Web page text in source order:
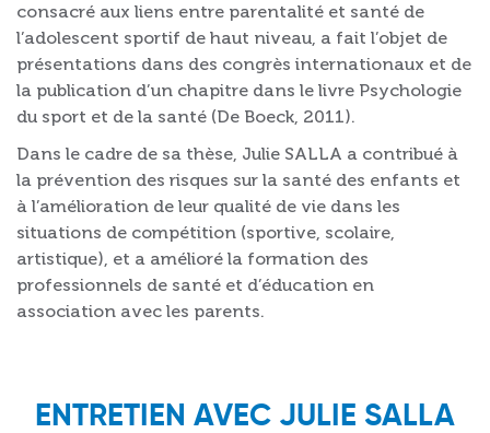
consacré aux liens entre parentalité et santé de
l’adolescent sportif de haut niveau, a fait l’objet de
présentations dans des congrès internationaux et de
la publication d’un chapitre dans le livre Psychologie
du sport et de la santé (De Boeck, 2011).
Dans le cadre de sa thèse, Julie SALLA a contribué à
la prévention des risques sur la santé des enfants et
à l’amélioration de leur qualité de vie dans les
situations de compétition (sportive, scolaire,
artistique), et a amélioré la formation des
professionnels de santé et d’éducation en
association avec les parents.
ENTRETIEN AVEC JULIE SALLA